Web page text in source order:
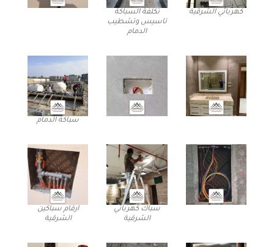
كهربائي الشرقية
تكلفة السباكة
تاسيس وتشطيب
الدمام
سباكة الدمام
سباك كهربائي
الشرقية
ارقام سباكين
الشرقية